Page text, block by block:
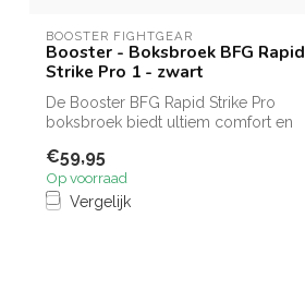
BOOSTER FIGHTGEAR
Booster - Boksbroek BFG Rapid
Strike Pro 1 - zwart
De Booster BFG Rapid Strike Pro
boksbroek biedt ultiem comfort en
€59,95
Op voorraad
Vergelijk